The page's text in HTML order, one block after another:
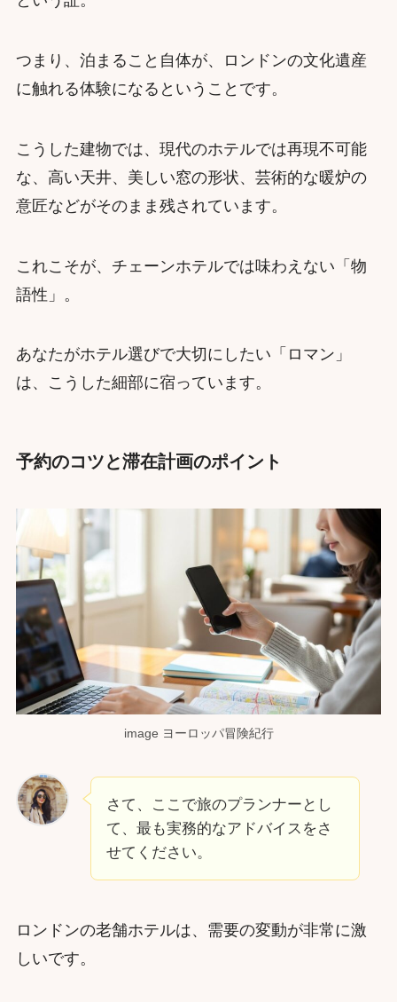
つまり、泊まること自体が、ロンドンの文化遺産
に触れる体験になるということです。
こうした建物では、現代のホテルでは再現不可能
な、高い天井、美しい窓の形状、芸術的な暖炉の
意匠などがそのまま残されています。
これこそが、チェーンホテルでは味わえない「物
語性」。
あなたがホテル選びで大切にしたい「ロマン」
は、こうした細部に宿っています。
予約のコツと滞在計画のポイント
image ヨーロッパ冒険紀行
さて、ここで旅のプランナーとし
て、最も実務的なアドバイスをさ
せてください。
ロンドンの老舗ホテルは、需要の変動が非常に激
しいです。